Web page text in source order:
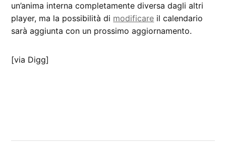
un’anima interna completamente diversa dagli altri
player, ma la possibilità di modificare il calendario
sarà aggiunta con un prossimo aggiornamento.
[via Digg]